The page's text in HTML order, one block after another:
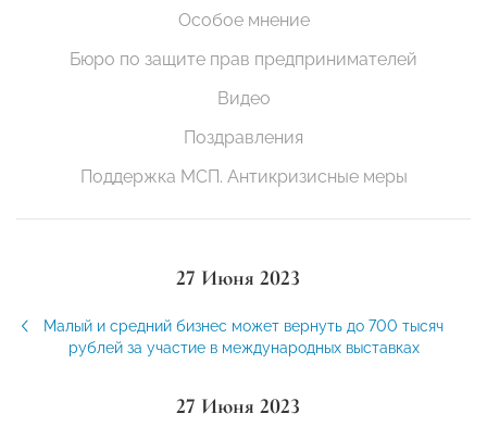
Особое мнение
Бюро по защите прав предпринимателей
Видео
Поздравления
Поддержка МСП. Антикризисные меры
27 Июня 2023
Малый и средний бизнес может вернуть до 700 тысяч
рублей за участие в международных выставках
27 Июня 2023